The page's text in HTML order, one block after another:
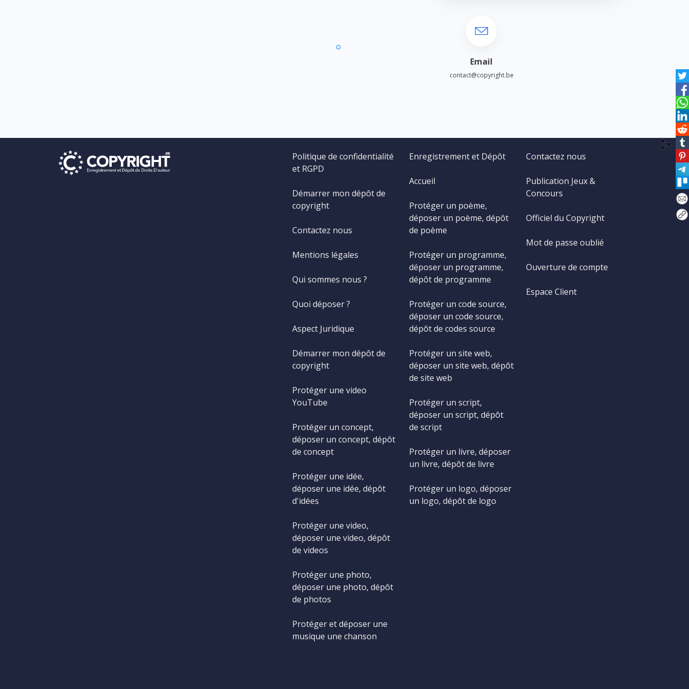
Email
contact@copyright.be
Politique de confidentialité
et RGPD
Démarrer mon dépôt de
copyright
Contactez nous
Mentions légales
Qui sommes nous ?
Quoi déposer ?
Aspect Juridique
Démarrer mon dépôt de
copyright
Protéger une video
YouTube
Protéger un concept,
déposer un concept, dépôt
de concept
Protéger une idée,
déposer une idée, dépôt
d'idées
Protéger une video,
déposer une video, dépôt
de videos
Protéger une photo,
déposer une photo, dépôt
de photos
Protéger et déposer une
musique une chanson
Enregistrement et Dépôt
Accueil
Protéger un poème,
déposer un poème, dépôt
de poème
Protéger un programme,
déposer un programme,
dépôt de programme
Protéger un code source,
déposer un code source,
dépôt de codes source
Protéger un site web,
déposer un site web, dépôt
de site web
Protéger un script,
déposer un script, dépôt
de script
Protéger un livre, déposer
un livre, dépôt de livre
Protéger un logo, déposer
un logo, dépôt de logo
Contactez nous
Publication Jeux &
Concours
Officiel du Copyright
Mot de passe oublié
Ouverture de compte
Espace Client